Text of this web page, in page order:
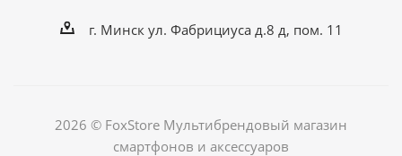
г. Минск ул. Фабрициуса д.8 д, пом. 11
2026 © FoxStore Мультибрендовый магазин
смартфонов и аксессуаров